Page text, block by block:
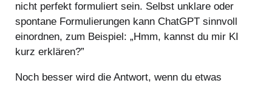
nicht perfekt formuliert sein. Selbst unklare oder
spontane Formulierungen kann ChatGPT sinnvoll
einordnen, zum Beispiel: „Hmm, kannst du mir KI
kurz erklären?”
Noch besser wird die Antwort, wenn du etwas